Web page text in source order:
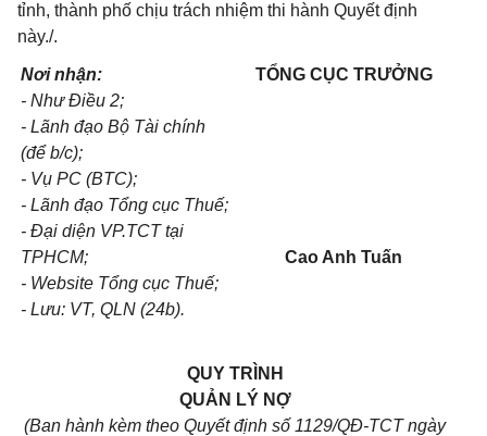
tỉnh, thành phố chịu trách nhiệm thi hành Quyết định
này./.
Nơi nhận:
- Như Điều 2;
- Lãnh đạo Bộ Tài chính
(để b/c);
- Vụ PC (BTC);
- Lãnh đạo Tổng cục Thuế;
- Đại diện VP.TCT tại
TPHCM;
- Website Tổng cục Thuế;
- Lưu: VT, QLN (24b).
TỔNG CỤC TRƯỞNG
Cao Anh Tuấn
QUY TRÌNH
QUẢN LÝ NỢ
(Ban hành kèm theo Quyết định số 1129/QĐ-TCT ngày